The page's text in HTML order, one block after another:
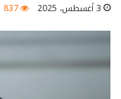
3 أغسطس، 2025 837